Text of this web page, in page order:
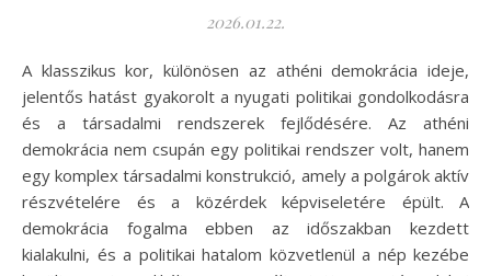
2026.01.22.
A klasszikus kor, különösen az athéni demokrácia ideje,
jelentős hatást gyakorolt a nyugati politikai gondolkodásra
és a társadalmi rendszerek fejlődésére. Az athéni
demokrácia nem csupán egy politikai rendszer volt, hanem
egy komplex társadalmi konstrukció, amely a polgárok aktív
részvételére és a közérdek képviseletére épült. A
demokrácia fogalma ebben az időszakban kezdett
kialakulni, és a politikai hatalom közvetlenül a nép kezébe